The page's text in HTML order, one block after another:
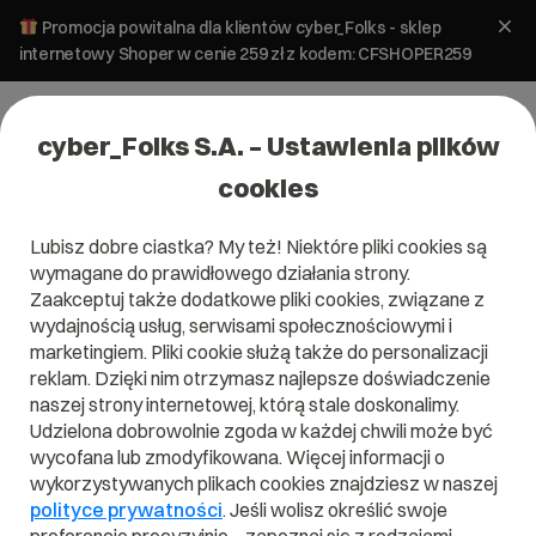
Promocja powitalna dla klientów cyber_Folks - sklep
internetowy Shoper w cenie 259 zł z kodem: CFSHOPER259
Certyfikat SSL
Sectigo
PremiumSSL
Wildcard v2.0
Skonfiguruj wybrany pakiet i sprawdź, co
najchętniej wybierali do niego inni
cyber_Folks S.A. – Ustawienia plików
cookies
Lubisz dobre ciastka? My też! Niektóre pliki cookies są
wymagane do prawidłowego działania strony.
Zaakceptuj także dodatkowe pliki cookies, związane z
wydajnością usług, serwisami społecznościowymi i
marketingiem. Pliki cookie służą także do personalizacji
reklam. Dzięki nim otrzymasz najlepsze doświadczenie
naszej strony internetowej, którą stale doskonalimy.
Udzielona dobrowolnie zgoda w każdej chwili może być
wycofana lub zmodyfikowana. Więcej informacji o
wykorzystywanych plikach cookies znajdziesz w naszej
polityce prywatności. Jeśli wolisz określić swoje